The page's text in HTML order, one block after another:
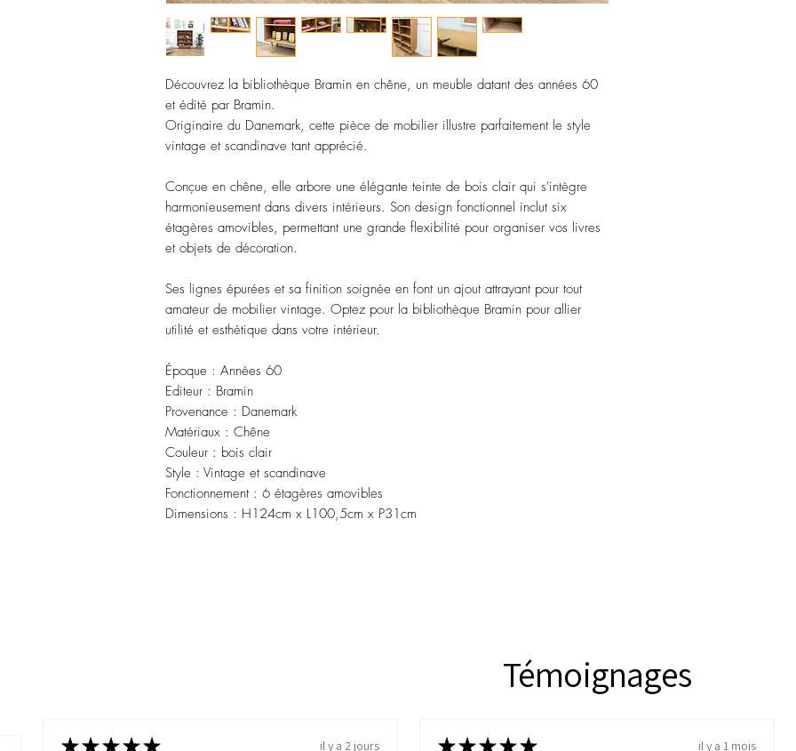
Témoignages
★★★★★
il y a 2 jours
★★★★★
il y a 1 mois
Découvrez la bibliothèque Bramin en chêne, un meuble datant des années 60
et édité par Bramin.
Originaire du Danemark, cette pièce de mobilier illustre parfaitement le style
vintage et scandinave tant apprécié.
Conçue en chêne, elle arbore une élégante teinte de bois clair qui s'intègre
harmonieusement dans divers intérieurs. Son design fonctionnel inclut six
étagères amovibles, permettant une grande flexibilité pour organiser vos livres
et objets de décoration.
Ses lignes épurées et sa finition soignée en font un ajout attrayant pour tout
amateur de mobilier vintage. Optez pour la bibliothèque Bramin pour allier
utilité et esthétique dans votre intérieur.
Époque : Années 60
Editeur : Bramin
Provenance : Danemark
Matériaux : Chêne
Couleur : bois clair
Style : Vintage et scandinave
Fonctionnement : 6 étagères amovibles
Dimensions : H124cm x L100,5cm x P31cm